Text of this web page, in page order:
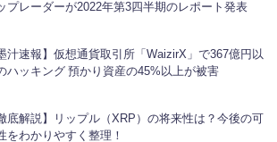
プレーダーが2022年第3四半期のレポート発表
汁速報】仮想通貨取引所「WaizirX」で367億円以
ハッキング 預かり資産の45%以上が被害
底解説】リップル（XRP）の将来性は？今後の可
をわかりやすく整理！